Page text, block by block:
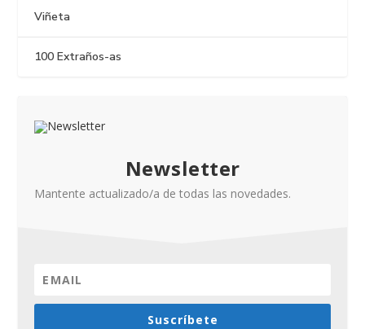
Viñeta
100 Extraños-as
Newsletter
Mantente actualizado/a de todas las novedades.
Suscríbete